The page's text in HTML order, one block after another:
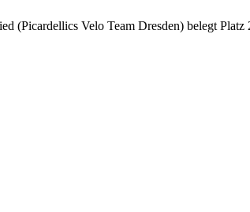
(Picardellics Velo Team Dresden) belegt